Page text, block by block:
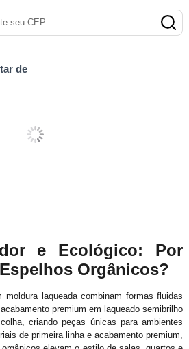
de
e Ecológico: Por
Orgânicos?
laqueada combinam formas fluidas
premium em laqueado semibrilho
criando peças únicas para ambientes
de primeira linha e acabamento premium,